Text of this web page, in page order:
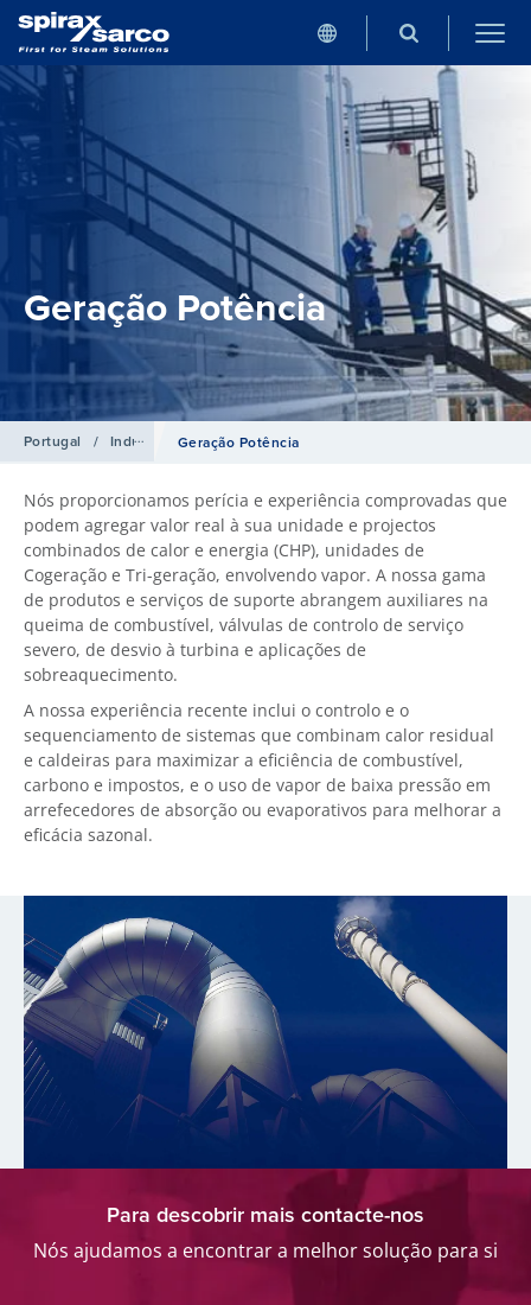
Geração Potência
Portugal / IndústriasGeração Potência
Nós proporcionamos perícia e experiência comprovadas que
podem agregar valor real à sua unidade e projectos
combinados de calor e energia (CHP), unidades de
Cogeração e Tri-geração, envolvendo vapor. A nossa gama
de produtos e serviços de suporte abrangem auxiliares na
queima de combustível, válvulas de controlo de serviço
severo, de desvio à turbina e aplicações de
sobreaquecimento.
A nossa experiência recente inclui o controlo e o
sequenciamento de sistemas que combinam calor residual
e caldeiras para maximizar a eficiência de combustível,
carbono e impostos, e o uso de vapor de baixa pressão em
arrefecedores de absorção ou evaporativos para melhorar a
eficácia sazonal.
Para descobrir mais contacte-nos
Nós ajudamos a encontrar a melhor solução para si